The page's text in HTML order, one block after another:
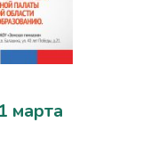
марта